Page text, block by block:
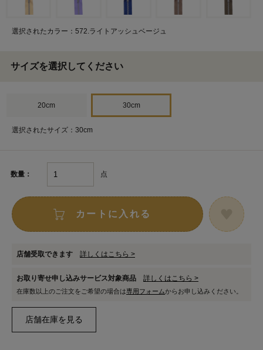
選択されたカラー：572.ライトアッシュベージュ
サイズを選択してください
20cm 30cm
選択されたサイズ：30cm
数量： 点
カートに入れる
店舗受取できます 詳しくはこちら >
お取り寄せ申し込みサービス対象商品 詳しくはこちら >
在庫数以上のご注文をご希望の場合は専用フォームからお申し込みください。